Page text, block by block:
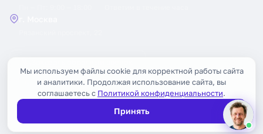
© 2026 OILX. Все права защищены.
Политика конфиденциальности
Мы используем файлы cookie для корректной работы сайта
и аналитики. Продолжая использование сайта, вы
соглашаетесь с Политикой конфиденциальности.
Принять